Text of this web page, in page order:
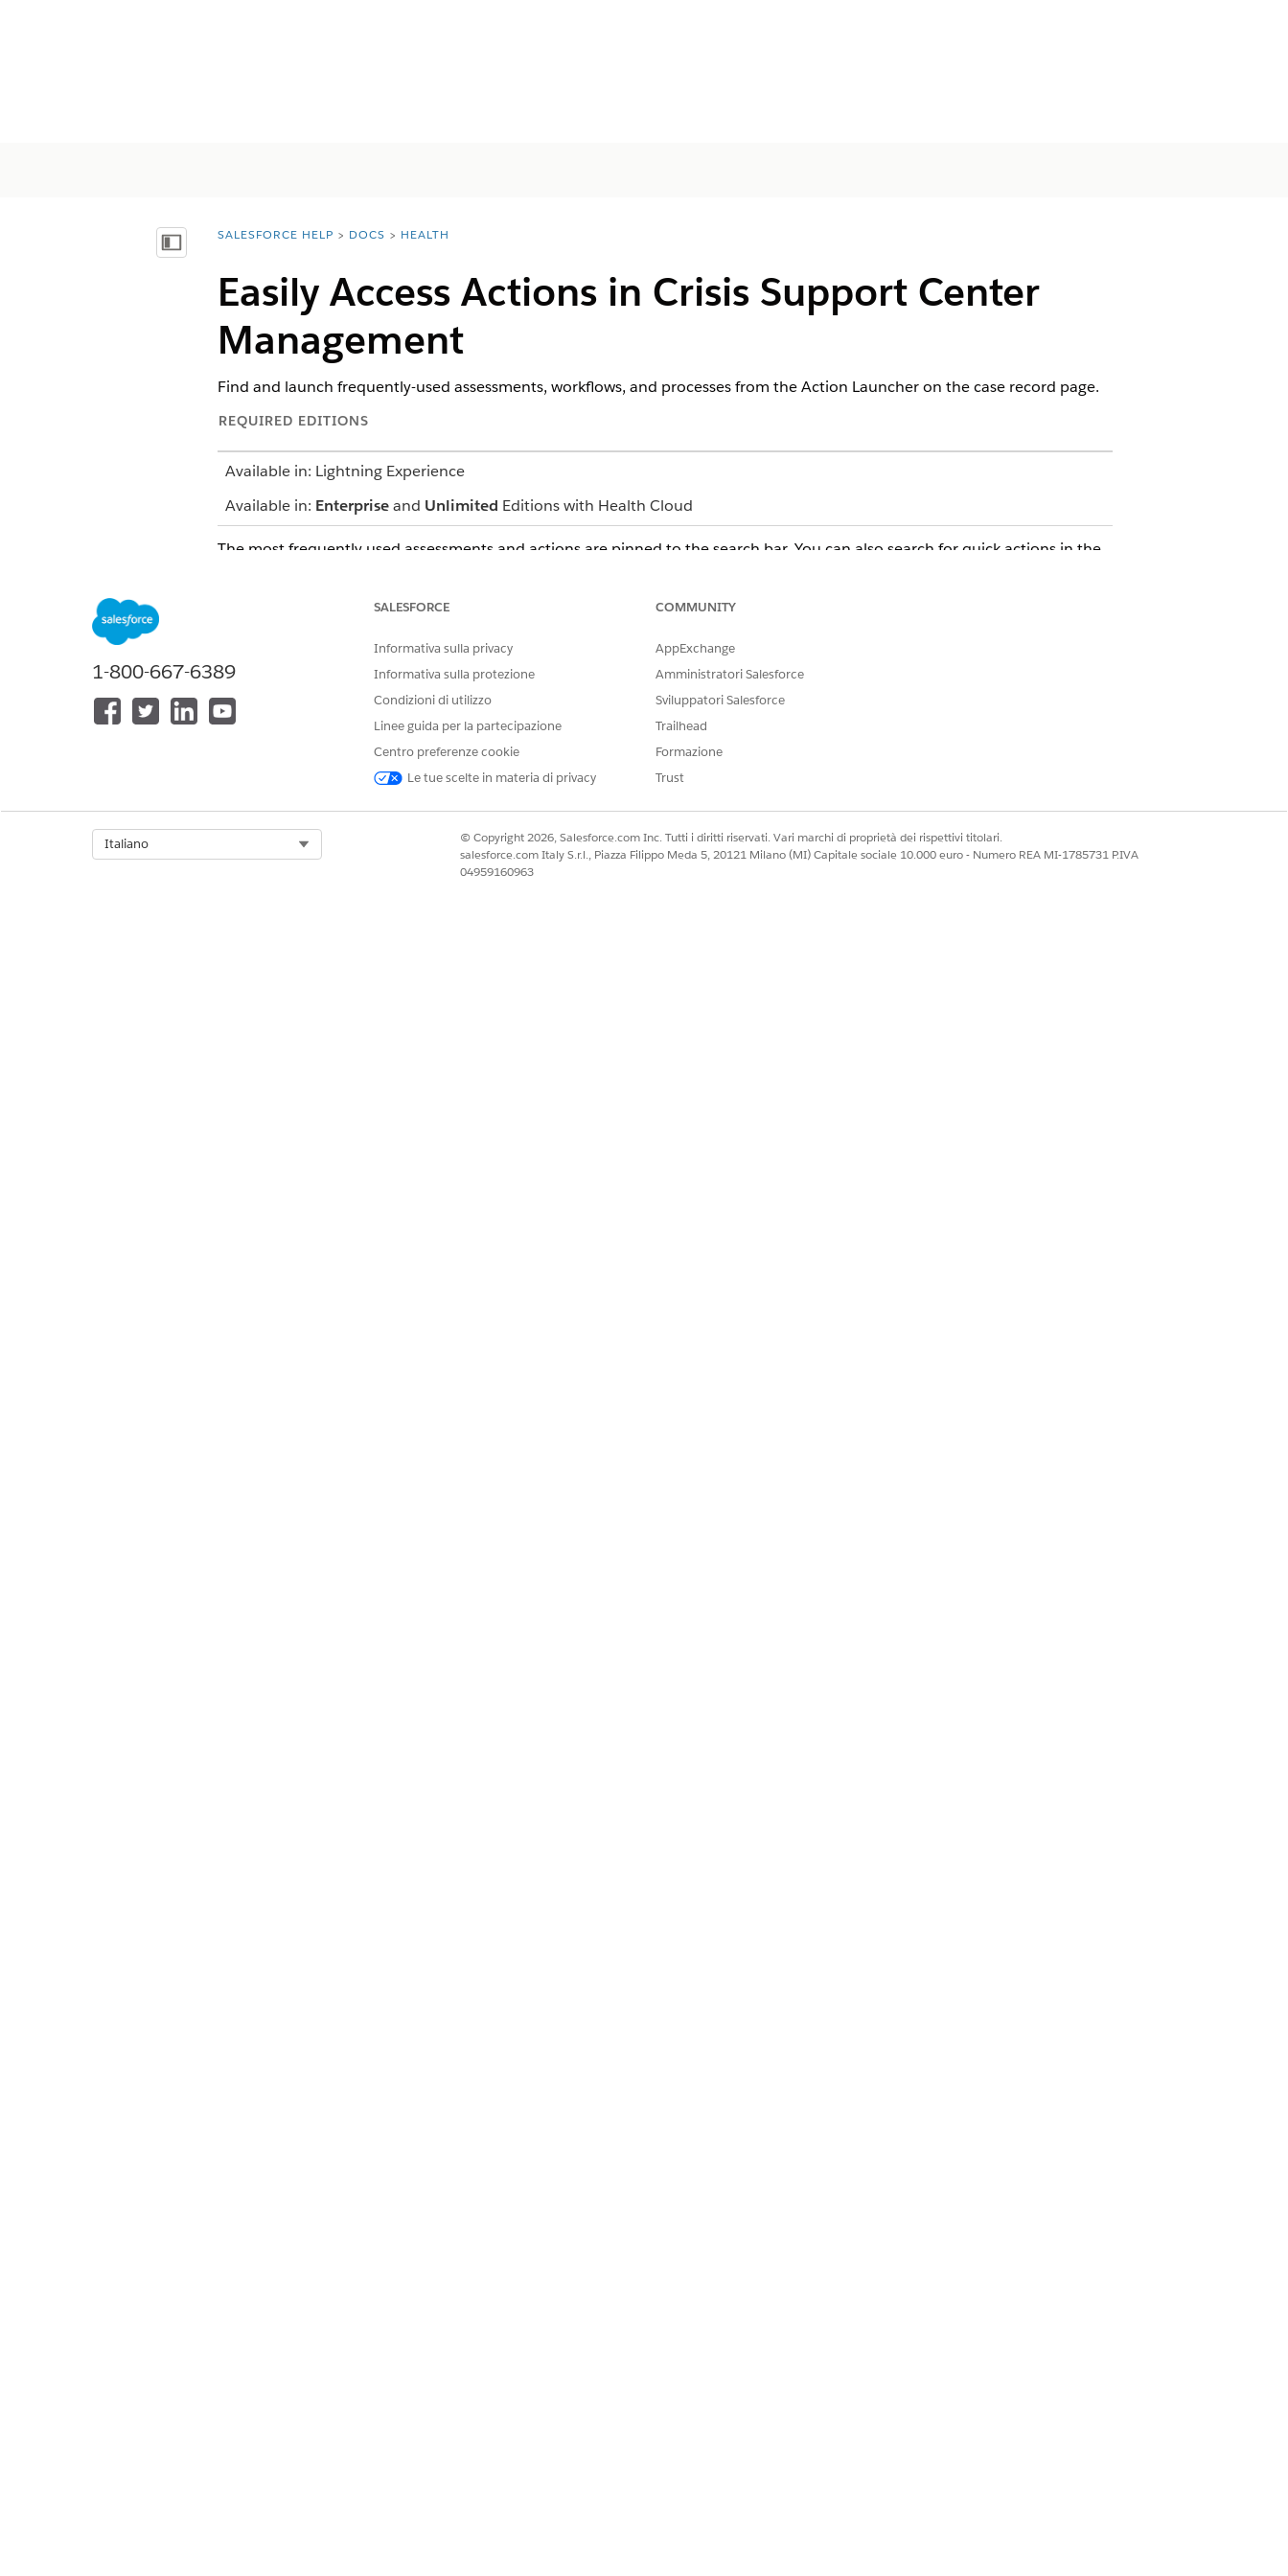
Mostra sommarioYou are here:
SALESFORCE HELP DOCS HEALTH
Easily Access Actions in Crisis Support Center
Management
Find and launch frequently-used assessments, workflows, and processes from the Action Launcher on the case record page.
REQUIRED EDITIONS
Available in: Lightning Experience
Available in: Enterpriseand Unlimited Editions with Health Cloud
The most frequently used assessments and actions are pinned to the search bar. You can also search for quick actions in the
Contact your admin to customize the assessments and quick actions you frequently use in the Crisis Support Center
SEE ALSO
: Configure an Action Launcher Deployment in Crisis Support Center Management
QUESTO ARTICOLO HA RISOLTO IL PROBLEMA?
1-800-667-6389
SALESFORCE
Informativa sulla privacy
Informativa sulla protezione
Condizioni di utilizzo
Linee guida per la partecipazione
Centro preferenze cookie
Le tue scelte in materia di privacy
COMMUNITY
AppExchange
Amministratori Salesforce
Sviluppatori Salesforce
Trailhead
Formazione
Trust
Italiano
© Copyright 2026, Salesforce.com Inc. Tutti i diritti riservati. Vari marchi di proprietà dei rispettivi titolari.
salesforce.com Italy S.r.l., Piazza Filippo Meda 5, 20121 Milano (MI) Capitale sociale 10.000 euro - Numero REA MI-1785731 P.IVA
04959160963